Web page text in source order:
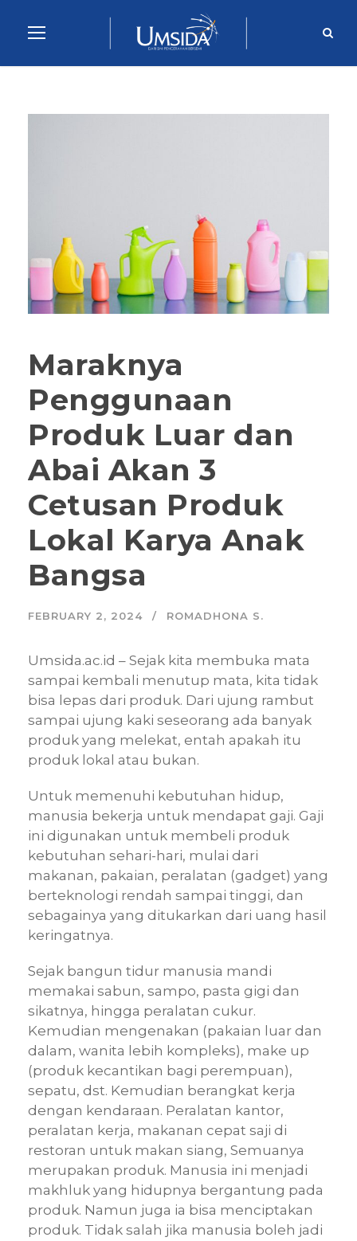
Maraknya
Penggunaan
Produk Luar dan
Abai Akan 3
Cetusan Produk
Lokal Karya Anak
Bangsa
FEBRUARY 2, 2024 ROMADHONA S.
Umsida.ac.id – Sejak kita membuka mata
sampai kembali menutup mata, kita tidak
bisa lepas dari produk. Dari ujung rambut
sampai ujung kaki seseorang ada banyak
produk yang melekat, entah apakah itu
produk lokal atau bukan.
Untuk memenuhi kebutuhan hidup,
manusia bekerja untuk mendapat gaji. Gaji
ini digunakan untuk membeli produk
kebutuhan sehari-hari, mulai dari
makanan, pakaian, peralatan (gadget) yang
berteknologi rendah sampai tinggi, dan
sebagainya yang ditukarkan dari uang hasil
keringatnya.
Sejak bangun tidur manusia mandi
memakai sabun, sampo, pasta gigi dan
sikatnya, hingga peralatan cukur.
Kemudian mengenakan (pakaian luar dan
dalam, wanita lebih kompleks), make up
(produk kecantikan bagi perempuan),
sepatu, dst. Kemudian berangkat kerja
dengan kendaraan. Peralatan kantor,
peralatan kerja, makanan cepat saji di
restoran untuk makan siang, Semuanya
merupakan produk. Manusia ini menjadi
makhluk yang hidupnya bergantung pada
produk. Namun juga ia bisa menciptakan
produk. Tidak salah jika manusia boleh jadi